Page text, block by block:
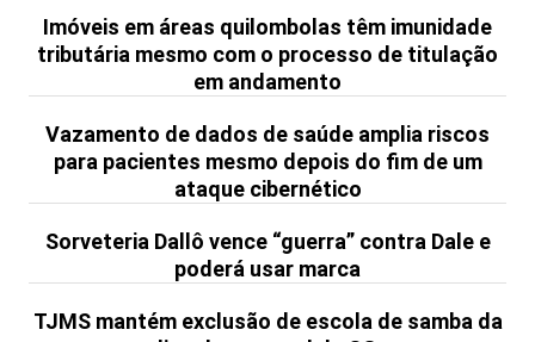
Imóveis em áreas quilombolas têm imunidade
tributária mesmo com o processo de titulação
em andamento
Vazamento de dados de saúde amplia riscos
para pacientes mesmo depois do fim de um
ataque cibernético
Sorveteria Dallô vence “guerra” contra Dale e
poderá usar marca
TJMS mantém exclusão de escola de samba da